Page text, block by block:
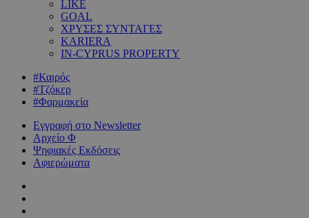
LIKE
GOAL
ΧΡΥΣΕΣ ΣΥΝΤΑΓΕΣ
KARIERA
IN-CYPRUS PROPERTY
#Καιρός
#Τζόκερ
#Φαρμακεία
Εγγραφή στο Newsletter
Αρχείο Φ
Ψηφιακές Εκδόσεις
Αφιερώματα